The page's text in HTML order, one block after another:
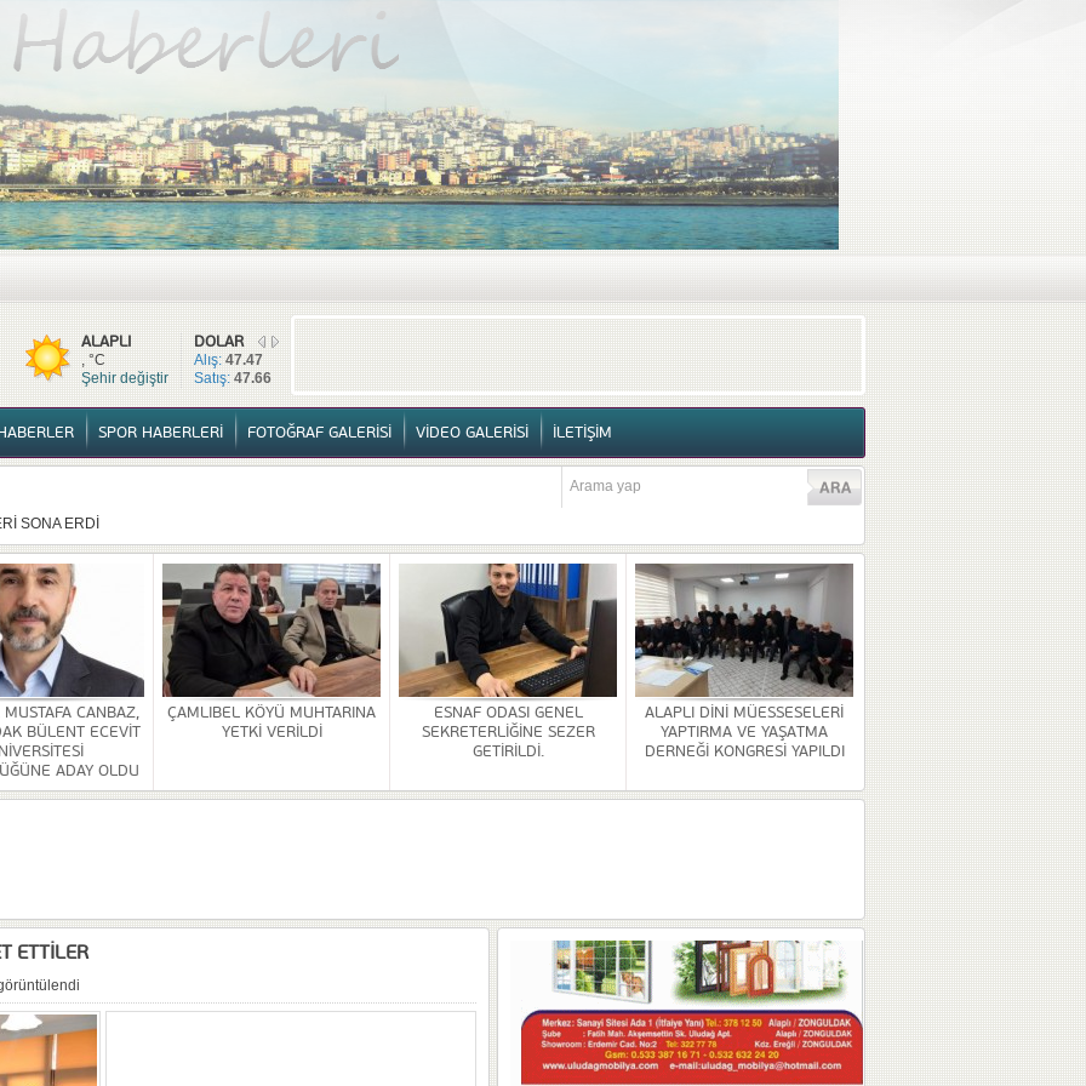
TÜM HABERLER YURTTAN HABERLER SPOR HABERLERİ FOTOĞRAF GALERİSİ VİDEO GALERİSİ İLETİŞİM
DOLAR
Alış:47.47
Satış:47.66
ALAPLI
, °C
Şehir değiştir
SPOR HABERLERİ FOTOĞRAF GALERİSİ VİDEO GALERİSİ İLETİŞİM
SONA ERDİ
KALDIRILDI
DÜZENLENDİ
BİNASİ YAPILACAK
BÜLENT ECEVİT ÜNİVERSİTESİ REKTÖRLÜĞÜNE ADAY OLDU
MUSTAFA CANBAZ,
BÜLENT ECEVİT
ADAY OLDU
ÇAMLIBEL KÖYÜ MUHTARINA
YETKİ VERİLDİ
ESNAF ODASI GENEL
SEKRETERLİĞİNE SEZER
GETİRİLDİ.
ALAPLI DİNİ MÜESSESELERİ
YAPTIRMA VE YAŞATMA
DERNEĞİ KONGRESİ YAPILDI
ETTİLER